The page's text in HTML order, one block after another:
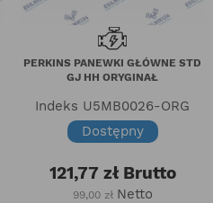
PERKINS PANEWKI GŁÓWNE STD
GJ HH ORYGINAŁ
Indeks U5MB0026-ORG
Dostępny
121,77 złBrutto
99,00 zł Netto